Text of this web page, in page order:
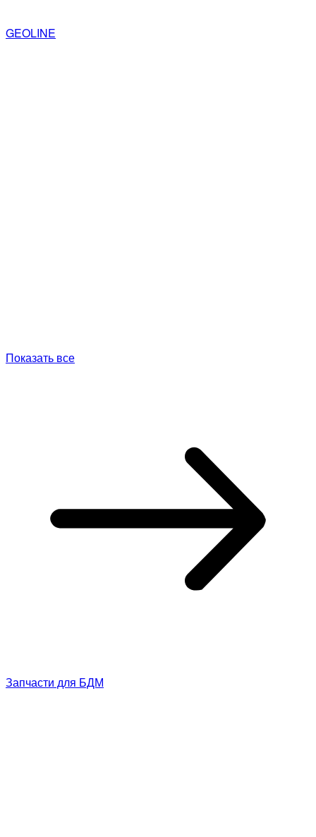
GEOLINE
Показать все
Запчасти для БДМ